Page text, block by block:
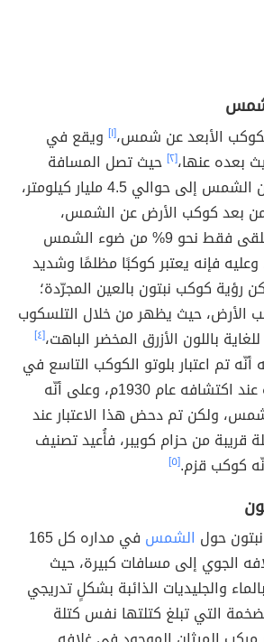
الأبعد عن شمس،[١] ويقع في
بعده عنها،[٢]
حيث تصل المسافة
التي تفصل بينه وبين الشمس إلى حوالي 4.5 مليار كيلومتر،
من 30 مرة من بعد كوكب الأرض عن الشمس،
ونتيجةً لذلك فهو يتلقى فقط نحو 9% من ضوء الشمس
فإنه يعتبر كوكبًا مظلمًا وشديد
رؤية كوكب نبتون بالعين المجرّدة؛
الأرض، حيث يظهر من خلال التلسكوب
باللون الأزرق المخضر الباهت،[٤]
أنّه تم اعتبار بلوتو الكوكب التاسع في
المجموعة الشمسيّة عند اكتشافه عام 1930م، وعلى أنّه
ولكن تم دحض هذا الاعتبار عند
قريبة من حزام كويبر، فأُعيد تصنيف
كوكب قزم.[٥]
حول الشمس
في مداره كل 165
الجوي إلى مسافات كبيرة، حيث
والجليديات الذائبة بشكلٍ تدريجي
التي تبلغ كتلتها نفس كتلة